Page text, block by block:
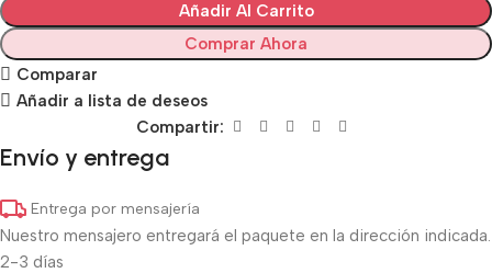
Añadir Al Carrito
Comprar Ahora
Comparar
Añadir a lista de deseos
Compartir:
Envío y entrega
Entrega por mensajería
Nuestro mensajero entregará el paquete en la dirección indicada.
2-3 días